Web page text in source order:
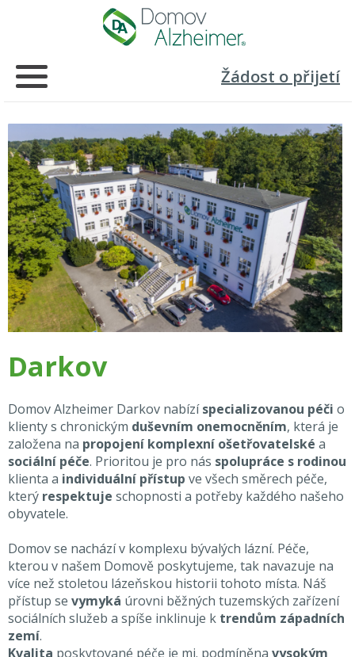
Žádost o přijetí
Darkov
Domov Alzheimer Darkov nabízíspecializovanou péči o
klienty s chronickým duševním onemocněním, která je
založena na propojení komplexní ošetřovatelské a
sociální péče. Prioritou je pro nás spolupráce s rodinou
klienta a individuální přístup ve všech směrech péče,
který respektuje schopnosti a potřeby každého našeho
obyvatele.
Domov se nachází v komplexu bývalých lázní. Péče,
kterou v našem Domově poskytujeme, tak navazuje na
více než stoletou lázeňskou historii tohoto místa. Náš
přístup se vymyká úrovni běžných tuzemských zařízení
sociálních služeb a spíše inklinuje k trendům západních
zemí.
Kvalita poskytované péče je mj. podmíněna vysokým